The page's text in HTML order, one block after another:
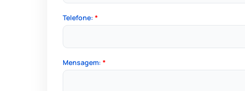
Telefone:*
Mensagem:*